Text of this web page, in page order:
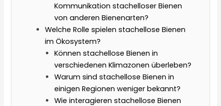
Kommunikation stachelloser Bienen
von anderen Bienenarten?
Welche Rolle spielen stachellose Bienen
im Ökosystem?
Können stachellose Bienen in
verschiedenen Klimazonen überleben?
Warum sind stachellose Bienen in
einigen Regionen weniger bekannt?
Wie interagieren stachellose Bienen